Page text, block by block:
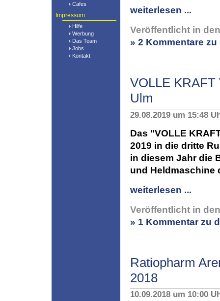
Cafes
Impressum
Hilfe
Werbung
Das Team
Jobs
Kontakt
weiterlesen ...
Veröffentlicht in
» 2 Kommentare
VOLLE
Ulm
29.08.2019 um 15:48
Das "VOLLE
2019 in die dritte
in diesem Jahr die
und Heldmaschine
weiterlesen ...
Veröffentlicht in
» 1 Kommentar zu
Ratiopharm
2018
10.09.2018 um 10:00